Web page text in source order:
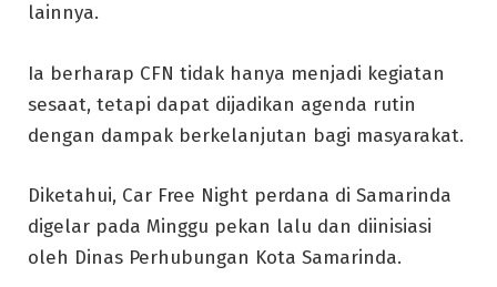
lainnya.
Ia berharap CFN tidak hanya menjadi kegiatan
sesaat, tetapi dapat dijadikan agenda rutin
dengan dampak berkelanjutan bagi masyarakat.
Diketahui, Car Free Night perdana di Samarinda
digelar pada Minggu pekan lalu dan diinisiasi
oleh Dinas Perhubungan Kota Samarinda.